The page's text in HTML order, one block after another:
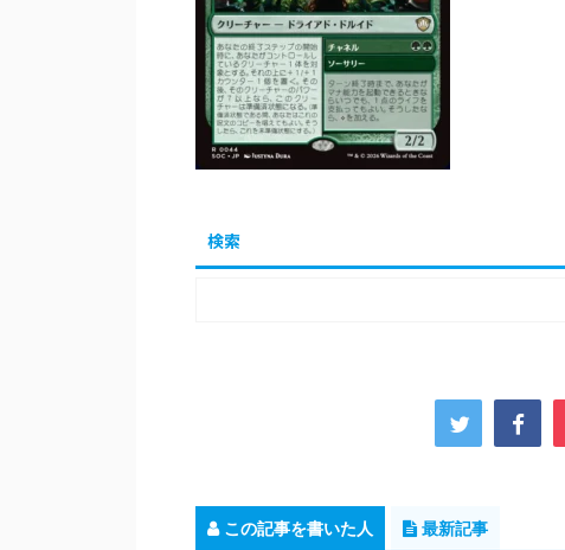
検索
この記事を書いた人 最新記事